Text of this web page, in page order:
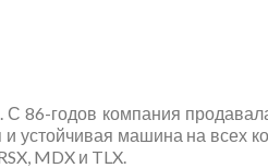
86-годов компания
машина на всех
MDX и TLX.